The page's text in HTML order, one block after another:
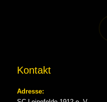
Kontakt
Adresse: